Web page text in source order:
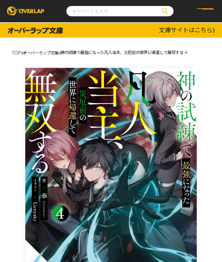
コミックガルド
コミッククリエ
文庫
ノベルス
その他
コミックエッセイ
ポケットモンスター
アニメ
ゲーム
通販・NEWS
OVERLAP STORE
オーバーラップ広報室
企業
会社概要
採用情報
アクセス
オーバーラップホールディングス
お問い合わせはこちら
オーバーラップ文庫
オーバーラップノベルス
オーバーラップノベルスf
ロサージュノベルス
文庫サイトはこちら
TOP オーバーラップ文庫 神の試練で最強になった凡人当主、災厄前の世界に帰還して無双する 4